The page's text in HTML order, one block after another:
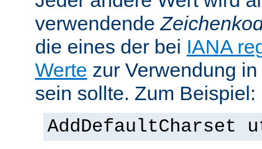
verwendende
die eines der bei IANA
Werte zur Verwendung
sein sollte. Zum Beispiel:
AddDefaultCharset